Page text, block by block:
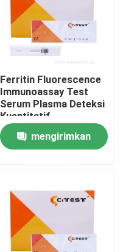
Ferritin Fluorescence
Immunoassay Test
Serum Plasma Deteksi
Kuantitatif
mengirimkan